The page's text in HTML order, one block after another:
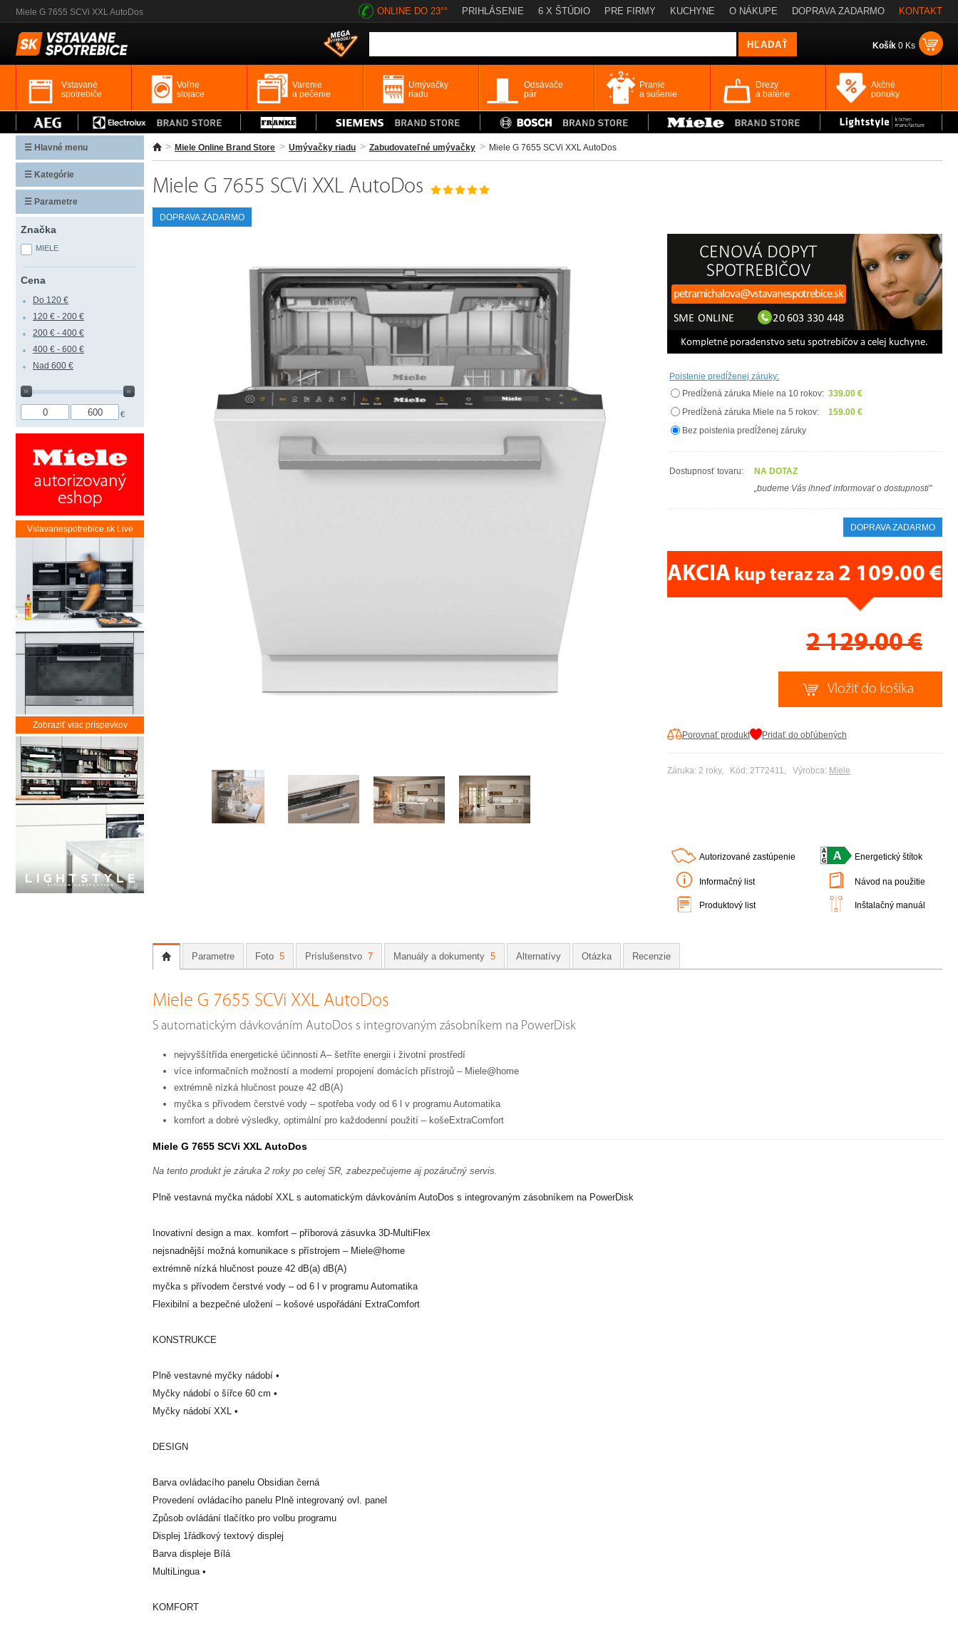
Miele G 7655 SCVi XXL AutoDos ONLINE DO 23°° PRIHLÁSENIE 6 X ŠTÚDIO PRE FIRMY KUCHYNE O NÁKUPE DOPRAVA ZADARMO KONTAKT
Košík0 Ks
Vstavané
spotrebiče
Voľne
stojace
Varenie
a pečenie
Umývačky
riadu
Odsávače
pár
Pranie
a sušenie
Drezy
a batérie
Akčné
ponuky
Miele Online Brand Store Umývačky riadu Zabudovateľné umývačky Miele G 7655 SCVi XXL AutoDos
Miele G 7655 SCVi XXL AutoDos
DOPRAVA ZADARMO
Poistenie predĺženej záruky:
Predĺžená záruka Miele na 10 rokov: 339.00 €
Predĺžená záruka Miele na 5 rokov:
159.00 €
Bez poistenia predĺženej záruky
Dostupnosť tovaru:
NA DOTAZ
„budeme Vás ihneď informovať o dostupnosti"
DOPRAVA ZADARMO
AKCIA kup teraz za 2 109.00 €
2 129.00€
Porovnať produkt Pridať do obľúbených
Záruka: 2 roky, Kód: 2T72411, Výrobca: Miele
Autorizované zastúpenie Energetický štítok
Informačný list Návod na použitie
Produktový list Inštalačný manuál
Parametre Foto 5 Príslušenstvo 7 Manuály a dokumenty 5 Alternatívy Otázka Recenzie
Miele G 7655 SCVi XXL AutoDos
S automatickým dávkováním AutoDos s integrovaným zásobníkem na PowerDisk
nejvyššítřída energetické účinnosti A– šetříte energii i životní prostředí
více informačních možností a moderní propojení domácích přístrojů – Miele@home
extrémně nízká hlučnost pouze 42 dB(A)
myčka s přívodem čerstvé vody – spotřeba vody od 6 l v programu Automatika
komfort a dobré výsledky, optimální pro každodenní použití – košeExtraComfort
Miele G 7655 SCVi XXL AutoDos
Na tento produkt je záruka 2 roky po celej SR, zabezpečujeme aj pozáručný servis.
Plně vestavná myčka nádobí XXL s automatickým dávkováním AutoDos s integrovaným zásobníkem na PowerDisk
Inovativní design a max. komfort – příborová zásuvka 3D-MultiFlex
nejsnadnější možná komunikace s přístrojem – Miele@home
extrémně nízká hlučnost pouze 42 dB(a) dB(A)
myčka s přívodem čerstvé vody – od 6 l v programu Automatika
Flexibilní a bezpečné uložení – košové uspořádání ExtraComfort
KONSTRUKCE
Plně vestavné myčky nádobí •
Myčky nádobí o šířce 60 cm •
Myčky nádobí XXL •
DESIGN
Barva ovládacího panelu Obsidian černá
Provedení ovládacího panelu Plně integrovaný ovl. panel
Způsob ovládání tlačítko pro volbu programu
Displej 1řádkový textový displej
Barva displeje Bílá
MultiLingua •
KOMFORT
☰ Hlavné menu
☰ Kategórie
☰ Parametre
Značka
MIELE
Cena
Do 120 €
120 € - 200 €
200 € - 400 €
400 € - 600 €
Nad 600 €
€
Vstavanespotrebice.sk Live
Zobraziť viac príspevkov